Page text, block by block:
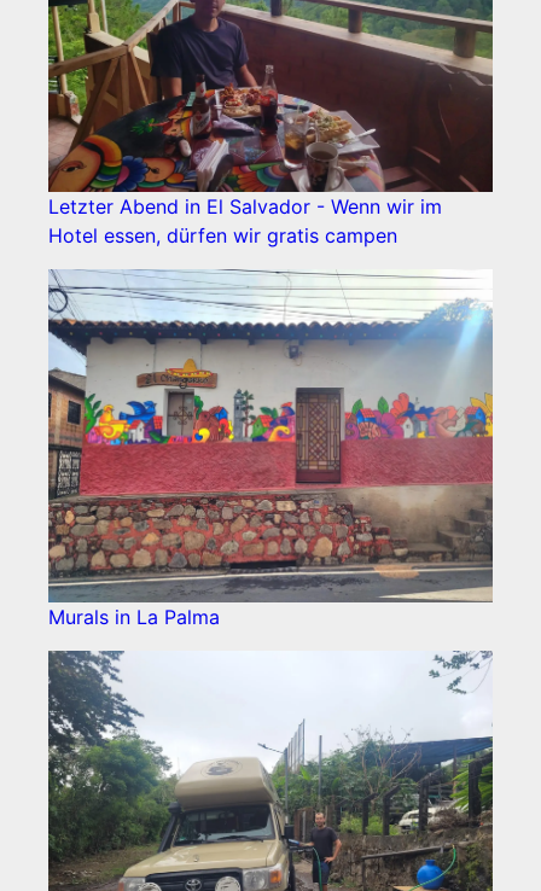
Letzter Abend in El Salvador - Wenn wir im
Hotel essen, dürfen wir gratis campen
Murals in La Palma